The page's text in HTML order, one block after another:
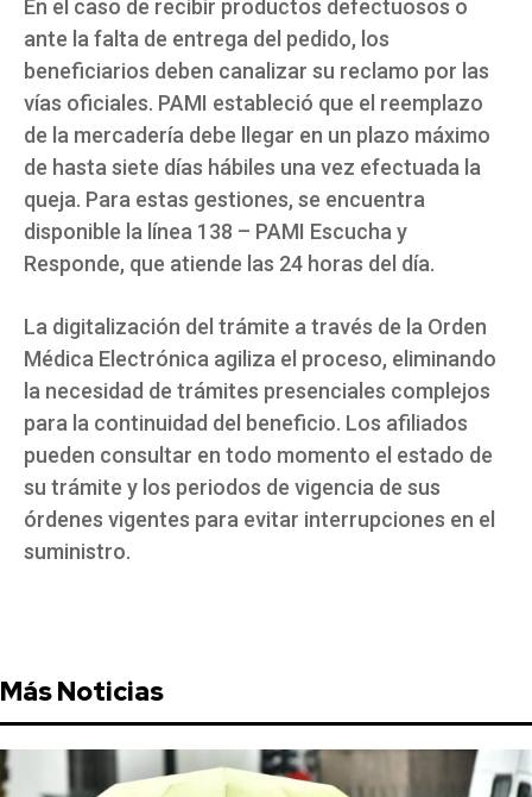
En el caso de recibir productos defectuosos o
ante la falta de entrega del pedido, los
beneficiarios deben canalizar su reclamo por las
vías oficiales. PAMI estableció que el reemplazo
de la mercadería debe llegar en un plazo máximo
de hasta siete días hábiles una vez efectuada la
queja. Para estas gestiones, se encuentra
disponible la línea 138 – PAMI Escucha y
Responde, que atiende las 24 horas del día.
La digitalización del trámite a través de la Orden
Médica Electrónica agiliza el proceso, eliminando
la necesidad de trámites presenciales complejos
para la continuidad del beneficio. Los afiliados
pueden consultar en todo momento el estado de
su trámite y los periodos de vigencia de sus
órdenes vigentes para evitar interrupciones en el
suministro.
Más Noticias